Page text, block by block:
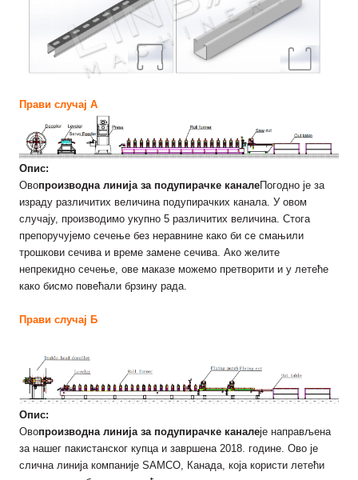
Прави случај А
Опис:
Овопроизводна линија за подупирачке каналеПогодно је за
израду различитих величина подупирачких канала. У овом
случају, производимо укупно 5 различитих величина. Стога
препоручујемо сечење без неравнине како би се смањили
трошкови сечива и време замене сечива. Ако желите
непрекидно сечење, ове маказе можемо претворити и у летеће
како бисмо повећали брзину рада.
Прави случај Б
Опис:
Овопроизводна линија за подупирачке каналеје направљена
за нашег пакистанског купца и завршена 2018. године. Ово је
слична линија компаније SAMCO, Канада, која користи летећи